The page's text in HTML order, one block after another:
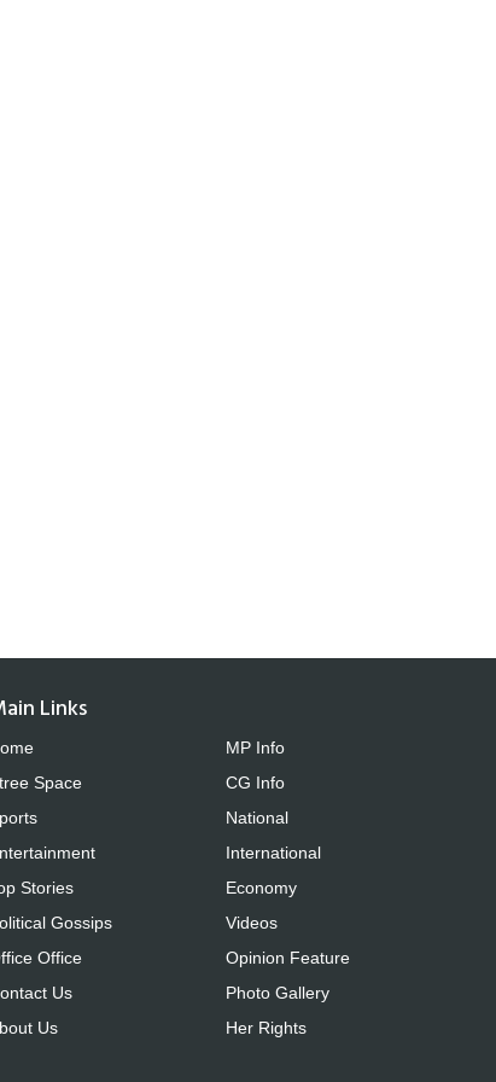
Links
Space
Stories
Gossips
Office
Us
Us
MP Info
CG Info
National
International
Economy
Videos
Opinion Feature
Photo Gallery
Her Rights